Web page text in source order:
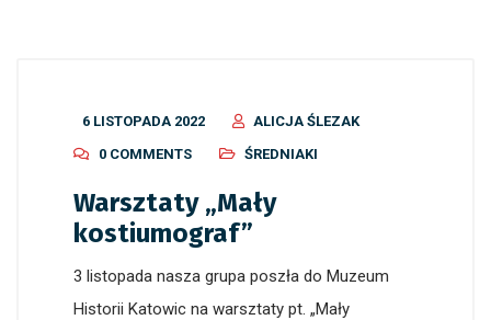
6 LISTOPADA 2022
ALICJA ŚLEZAK
0 COMMENTS
ŚREDNIAKI
Warsztaty „Mały
kostiumograf”
3 listopada nasza grupa poszła do Muzeum
Historii Katowic na warsztaty pt. „Mały